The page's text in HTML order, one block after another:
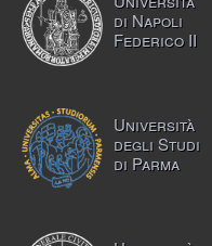
di Napoli
Federico II
Università
degli Studi
di Parma